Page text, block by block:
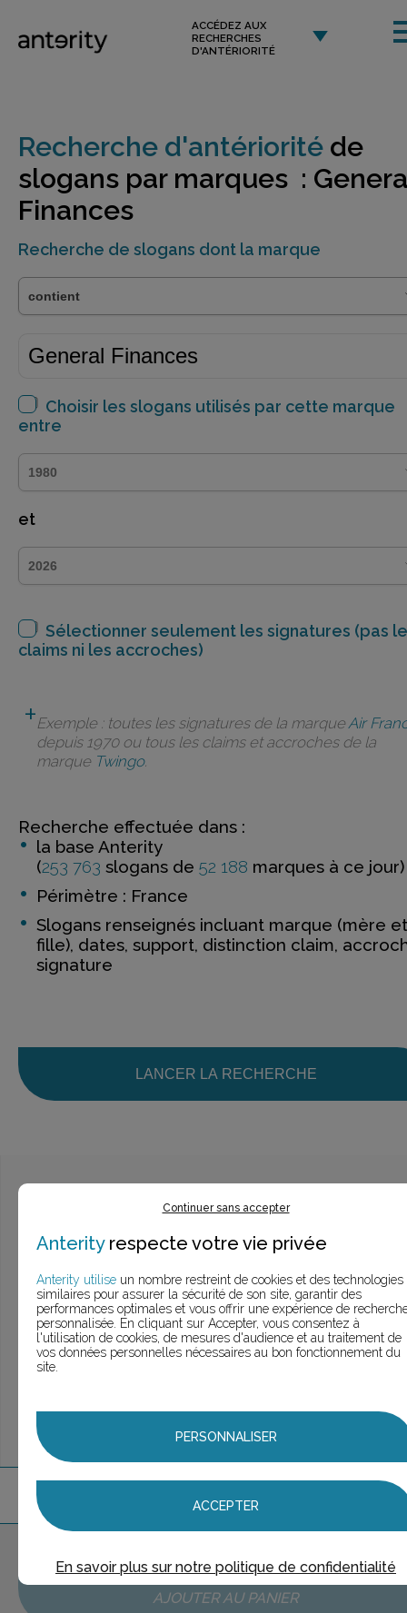
ACCÉDEZ AUX
RECHERCHES
D'ANTÉRIORITÉ
Recherche d'antériorité de
slogans par marques :
Finances
Recherche de slogans dont la marque
Choisir les slogans utilisés par cette marque
entre
et
Sélectionner seulement les signatures (pas
claims ni les accroches)
Exemple : toutes les signatures de la marqueAir
depuis 1970 ou tous les claims et accroches de la
marque Twingo.
Recherche effectuée dans :
la base Anterity
(253 763 slogans de 52 188 marques à ce jour)
Périmètre : France
Slogans renseignés incluant marque (mère et
fille), dates, support, distinction claim,
signature
LANCER LA RECHERCHE
Ce n’est pas exactement ce que je recherche
> Voir larecherche approfondie
UNE QUESTION ?
marque
AJOUTER AU PANIER
Continuer sans accepter
Anterityrespecte votre vie privée
Anterity utilise un nombre restreint de cookies et des technologies
similaires pour assurer la sécurité de son site, garantir des
performances optimales et vous offrir une expérience de
personnalisée. En cliquant sur Accepter, vous consentez à
l'utilisation de cookies, de mesures d'audience et au traitement de
vos données personnelles nécessaires au bon fonctionnement du
site.
PERSONNALISER
ACCEPTER
En savoir plus sur notre politique de confidentialité